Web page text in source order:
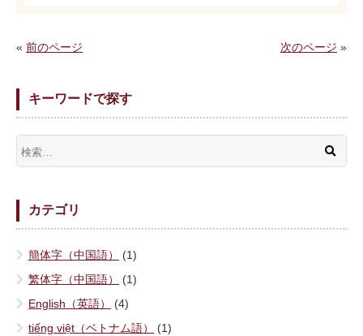
« 前のページ 次のページ »
キーワードで探す
カテゴリ
簡体字（中国語）
(1)
繁体字（中国語）
(1)
English（英語）
(4)
tiếng việt（ベトナム語）
(1)